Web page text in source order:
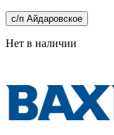
с/п Айдаровское
Нет в наличии